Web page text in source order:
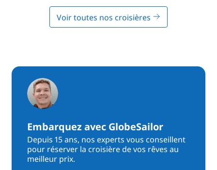
Voir toutes nos croisières
Embarquez avec GlobeSailor
Depuis 15 ans, nos experts vous conseillent
pour réserver la croisière de vos rêves au
meilleur prix.